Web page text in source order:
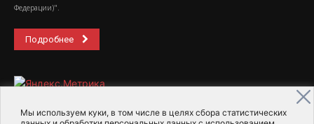
Мы используем куки, в том числе в целях сбора статистических
Федерации)".
Подробнее